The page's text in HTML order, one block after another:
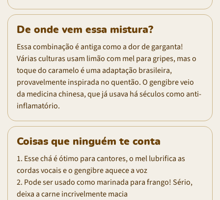
De onde vem essa mistura?
Essa combinação é antiga como a dor de garganta!
Várias culturas usam limão com mel para gripes, mas o
toque do caramelo é uma adaptação brasileira,
provavelmente inspirada no quentão. O gengibre veio
da medicina chinesa, que já usava há séculos como anti-
inflamatório.
Coisas que ninguém te conta
1. Esse chá é ótimo para cantores, o mel lubrifica as
cordas vocais e o gengibre aquece a voz
2. Pode ser usado como marinada para frango! Sério,
deixa a carne incrivelmente macia